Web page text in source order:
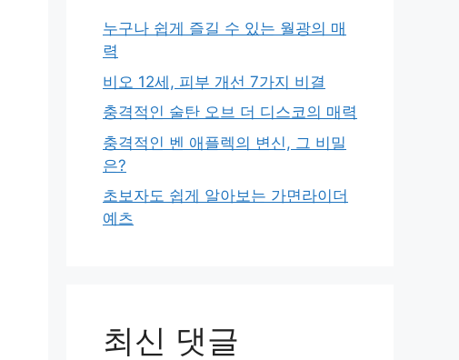
누구나 쉽게 즐길 수 있는 월광의 매
력
비오 12세, 피부 개선 7가지 비결
충격적인 술탄 오브 더 디스코의 매력
충격적인 벤 애플렉의 변신, 그 비밀
은?
초보자도 쉽게 알아보는 가면라이더
예츠
최신 댓글